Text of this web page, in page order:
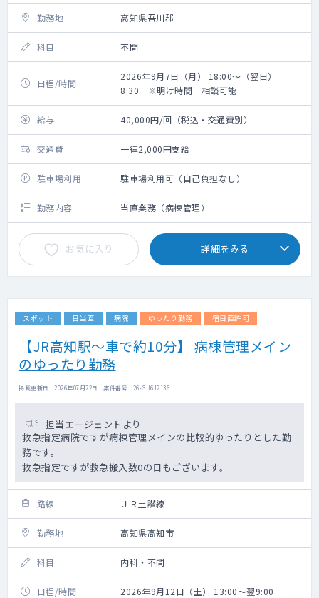
勤務地 高知県吾川郡
科目 不問
日程/時間
2026年9月7日（月） 18:00～（翌日）
8:30 ※明け時間 相談可能
給与 40,000円/回（税込・交通費別）
交通費 一律2,000円支給
駐車場利用 駐車場利用可（自己負担なし）
勤務内容 当直業務（病棟管理）
お気に入り 詳細をみる
スポット 日当直 病院 ゆったり勤務 宿日直許可
【JR高知駅～車で約10分】 病棟管理メイン
のゆったり勤務
掲載更新日 : 2026年07月22日 案件番号 : 26-SU612136
担当エージェントより
救急指定病院ですが病棟管理メインの比較的ゆったりとした勤
務です。
救急指定ですが救急搬入数0の日もございます。
路線 ＪＲ土讃線
勤務地 高知県高知市
科目 内科・不問
日程/時間 2026年9月12日（土） 13:00～翌9:00